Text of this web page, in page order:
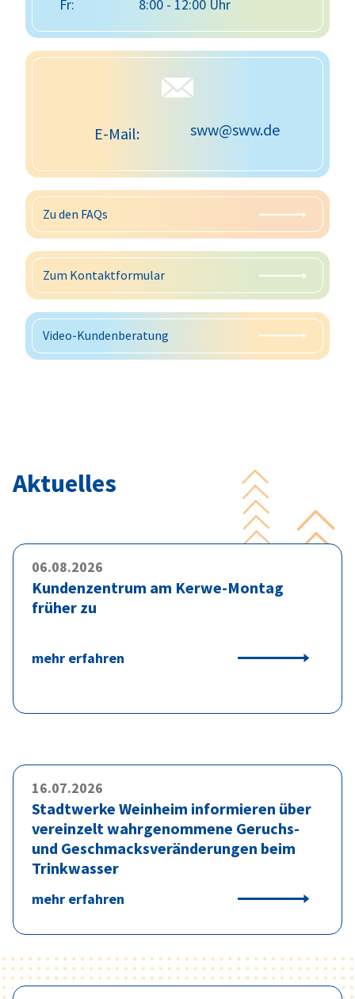
Fr: 8:00 - 12:00 Uhr
E-Mail: sww@sww.de
Zu den FAQs
Zum Kontaktformular
Video-Kundenberatung
Aktuelles
06.08.2026
Kundenzentrum am Kerwe-Montag
früher zu
mehr erfahren
16.07.2026
Stadtwerke Weinheim informieren über
vereinzelt wahrgenommene Geruchs-
und Geschmacksveränderungen beim
Trinkwasser
mehr erfahren